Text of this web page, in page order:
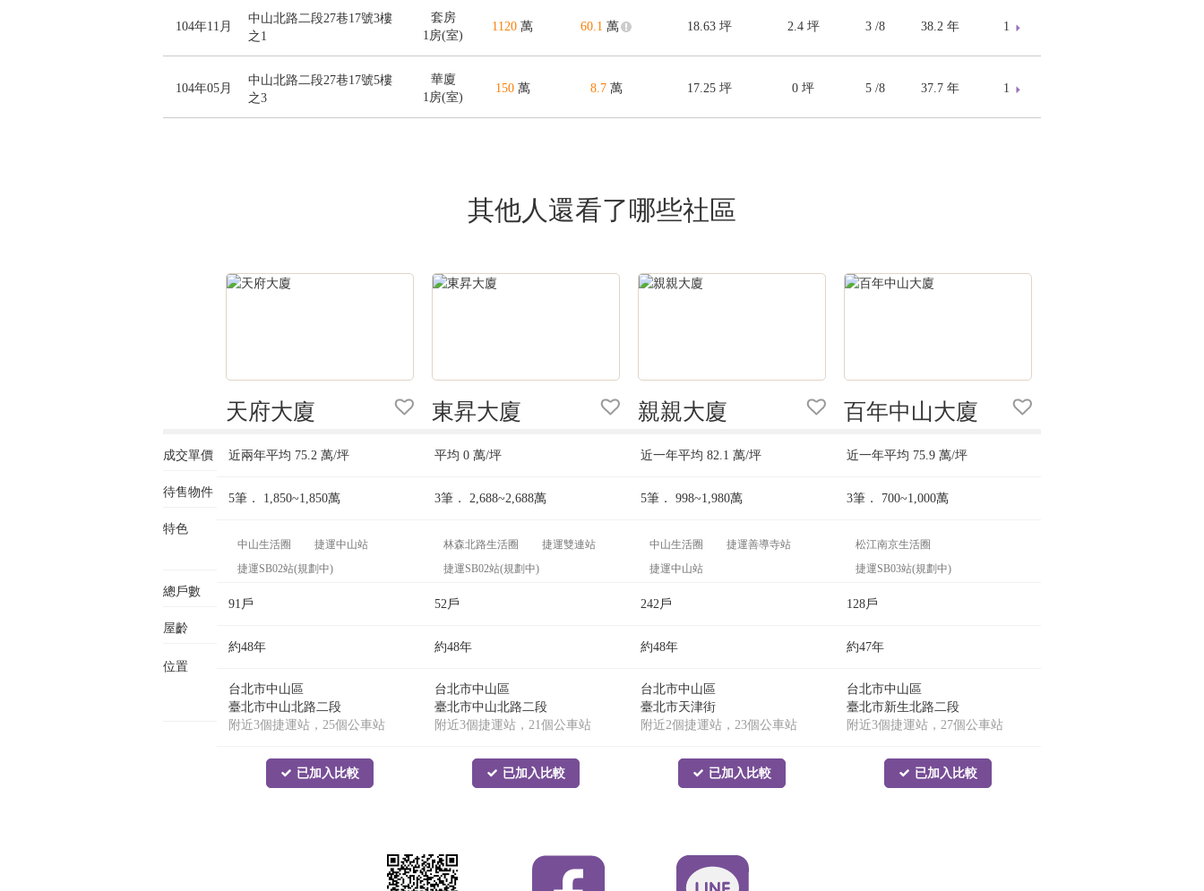
104年11月
中山北路二段27巷17號3樓
之1
套房
1房(室)
1120 萬 60.1 萬 18.63 坪 2.4 坪 3 /8 38.2 年 1
104年05月
中山北路二段27巷17號5樓
之3
華廈
1房(室)
150萬 8.7 萬 17.25 坪 0 坪 5 /8 37.7 年 1
其他人還看了哪些社區
成交單價
待售物件
特色
總戶數
屋齡
位置
天府大廈
近兩年平均 75.2 萬/坪
5筆． 1,850~1,850萬
中山生活圈
捷運中山站
捷運SB02站(規劃中)
91戶
約48年
台北市中山區
臺北市中山北路二段
附近3個捷運站，25個公車站
已加入比較
東昇大廈
平均 0 萬/坪
3筆． 2,688~2,688萬
林森北路生活圈
捷運雙連站
捷運SB02站(規劃中)
52戶
約48年
台北市中山區
臺北市中山北路二段
附近3個捷運站，21個公車站
已加入比較
親親大廈
近一年平均 82.1 萬/坪
5筆． 998~1,980萬
中山生活圈
捷運善導寺站
捷運中山站
242戶
約48年
台北市中山區
臺北市天津街
附近2個捷運站，23個公車站
已加入比較
百年中山大廈
近一年平均 75.9 萬/坪
3筆． 700~1,000萬
松江南京生活圈
捷運SB03站(規劃中)
128戶
約47年
台北市中山區
臺北市新生北路二段
附近3個捷運站，27個公車站
已加入比較